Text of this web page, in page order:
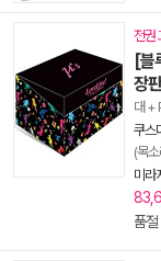
전권
[블
장
대 +
쿠스
(목소
미라
품절